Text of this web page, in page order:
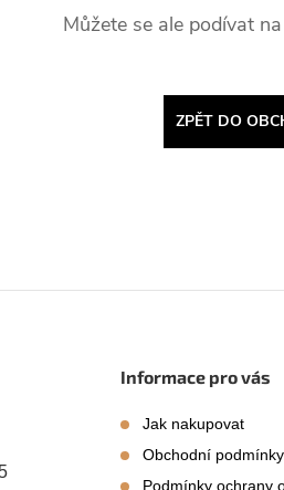
Můžete se ale podívat
ZPĚT DO
Informace pro vás
Jak nakupovat
Obchodní podmínky
Podmínky ochrany